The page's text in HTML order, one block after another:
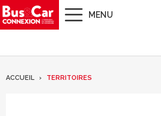
MENU
ACCUEIL TERRITOIRES